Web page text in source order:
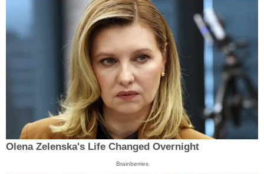
Olena Zelenska's Life Changed Overnight
Brainberries